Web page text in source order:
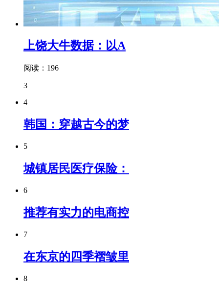
上饶大牛数据：以A
阅读：196
3
4
韩国：穿越古今的梦
5
城镇居民医疗保险：
6
推荐有实力的电商控
7
在东京的四季褶皱里
8